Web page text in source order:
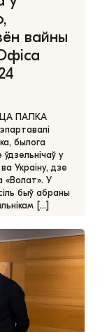
вайны
ПАЛКА
былога
ўдзельнічаў у
Украіну, дзе
«Волат». У
быў абраны
[…]